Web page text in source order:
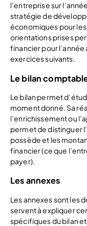
l’entreprise sur
stratégie de
économiques pour les
orientations prises
financier pour l’année
exercices suivants.
Le bilan
Le bilan permet
moment donné. Sa
l’enrichissement ou
permet de distinguer
possède et les
financier (ce que
payer).
Les annexes
Les annexes sont les
servent à expliquer
spécifiques du bilan